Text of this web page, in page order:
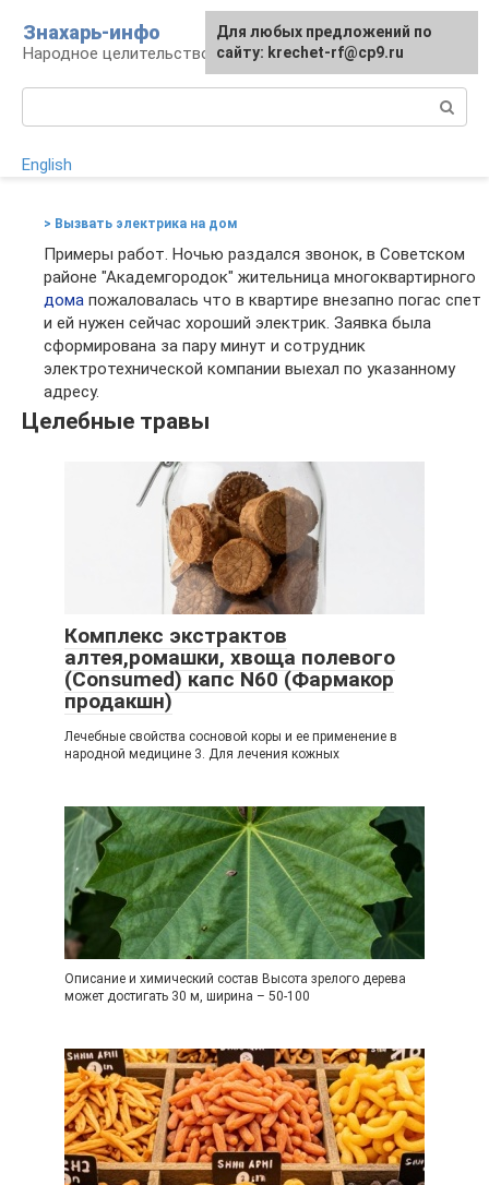
контенту
Знахарь-инфо
Народное целительство: рецепты и методы
English
> Вызвать электрика на дом
Примеры работ. Ночью раздался звонок, в Советском
районе "Академгородок" жительница многоквартирного
дома пожаловалась что в квартире внезапно погас спет
и ей нужен сейчас хороший электрик. Заявка была
сформирована за пару минут и сотрудник
электротехнической компании выехал по указанному
адресу.
Целебные травы
Комплекс экстрактов
алтея,ромашки, хвоща полевого
(Consumed) капс N60 (Фармакор
продакшн)
Лечебные свойства сосновой коры и ее применение в
народной медицине 3. Для лечения кожных
Описание и химический состав Высота зрелого дерева
может достигать 30 м, ширина – 50-100
Для любых предложений по
сайту: krechet-rf@cp9.ru